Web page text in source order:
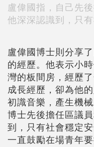
盧偉國指，自己先
他深深認識到，只
盧偉國博士則分享
的經歷。他表示小
灣的板間房，經歷
成長經歷，卻為他
初識音樂，產生機
博士先後擔任區議
到，只有社會穩定
一直鼓勵在場青年